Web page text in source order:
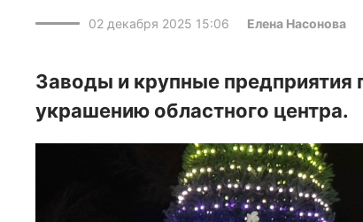
02 декабря 2025 15:06 Елена Насонова
Заводы и крупные предприятия
украшению областного центра.